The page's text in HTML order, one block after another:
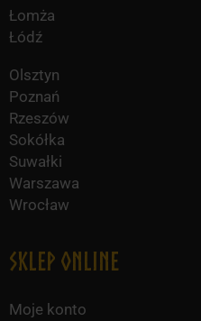
Łomża
Łódź
Olsztyn
Poznań
Rzeszów
Sokółka
Suwałki
Warszawa
Wrocław
Sklep online
Moje konto